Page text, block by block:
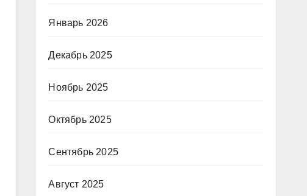
Январь 2026
Декабрь 2025
Ноябрь 2025
Октябрь 2025
Сентябрь 2025
Август 2025